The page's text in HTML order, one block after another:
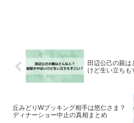
田辺公己の親
けど生い立ちも
丘みどりWブッキング相手は悠仁さま？
ディナーショー中止の真相まとめ